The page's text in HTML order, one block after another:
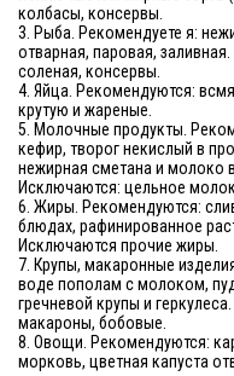
колбасы, консервы.
3. Рыба. Рекомендуете я:
отварная, паровая,
соленая, консервы.
4. Яйца. Рекомендуются:
крутую и жареные.
5. Молочные продукты.
кефир, творог некислый в
нежирная сметана и молоко
Исключаются: цельное
6. Жиры. Рекомендуются:
блюдах, рафинированное
Исключаются прочие жиры.
7. Крупы, макаронные
воде пополам с молоком,
гречневой крупы и
макароны, бобовые.
8. Овощи. Рекомендуются:
морковь, цветная капуста